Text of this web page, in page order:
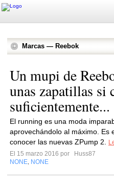
Marcas — Reebok
Un mupi de
unas zapatillas si
suficientemente...
El running es una moda
aprovechándolo al máximo. Es
conocer las nuevas ZPump 2.
El 15 marzo 2016 por
Huss87
NONE NONE